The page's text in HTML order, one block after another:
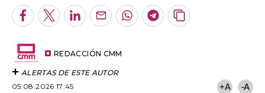
Facebook
TwitterLinkedInEnviarWhatsapp
Telegram
Copiar
REDACCIÓN CMM
ALERTAS DE ESTE AUTOR
05.08.2026 17:45
+A -A